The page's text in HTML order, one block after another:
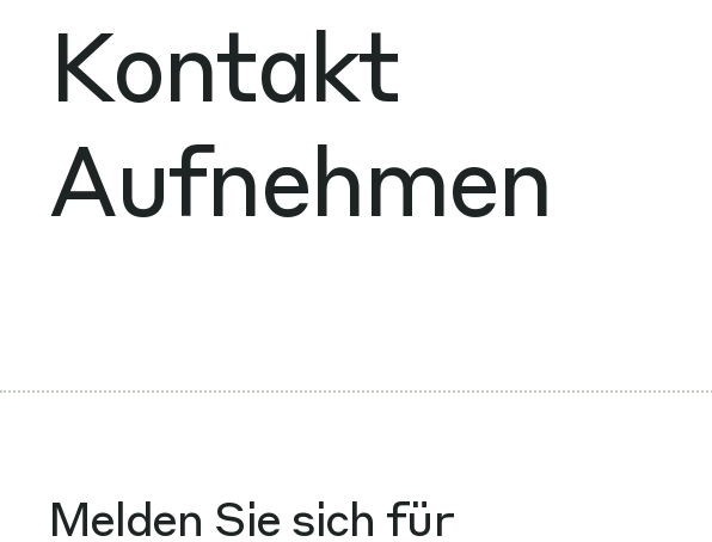
Kontakt
Aufnehmen
Melden Sie sich für